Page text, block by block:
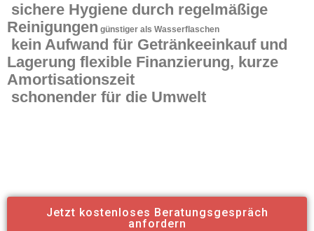
sichere Hygiene durch regelmäßige
Reinigungen günstiger als Wasserflaschen
kein Aufwand für Getränkeeinkauf und
Lagerung flexible Finanzierung, kurze
Amortisationszeit
schonender für die Umwelt
Jetzt kostenloses Beratungsgespräch
anfordern